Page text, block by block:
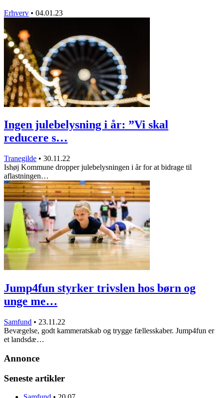
Erhverv • 04.01.23
Ingen julebelysning i år: ”Vi skal
reducere s…
Tranegilde • 30.11.22
Ishøj Kommune dropper julebelysningen i år for at bidrage til
aflastningen…
Jump4fun styrker trivslen hos børn og
unge me…
Samfund • 23.11.22
Bevægelse, godt kammeratskab og trygge fællesskaber. Jump4fun er
et landsdæ…
Annonce
Seneste artikler